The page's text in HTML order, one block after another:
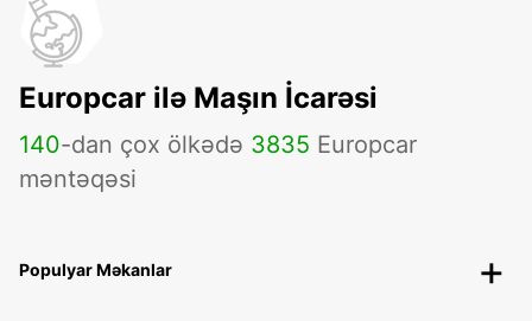
Europcar ilə Maşın İcarəsi
140-dan çox ölkədə 3835 Europcar
məntəqəsi
Populyar Məkanlar